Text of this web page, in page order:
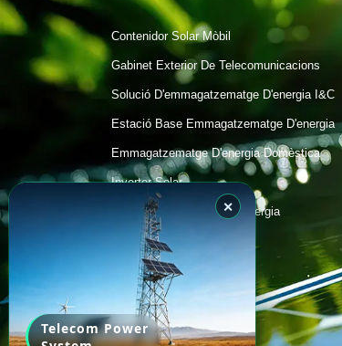
Contenidor Solar Mòbil
Gabinet Exterior De Telecomunicacions
Solució D'emmagatzematge D'energia I&C
Estació Base Emmagatzematge D'energia
Emmagatzematge D'energia Domèstica
Inverter Solar
Sistema De Gestió De L’energia
Panell Solar
Bateria Solar
Telecomunicació
✕
Telecom Power